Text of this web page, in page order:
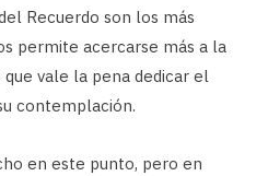
Recuerdo son los más
permite acercarse más a la
vale la pena dedicar el
contemplación.
en este punto, pero en